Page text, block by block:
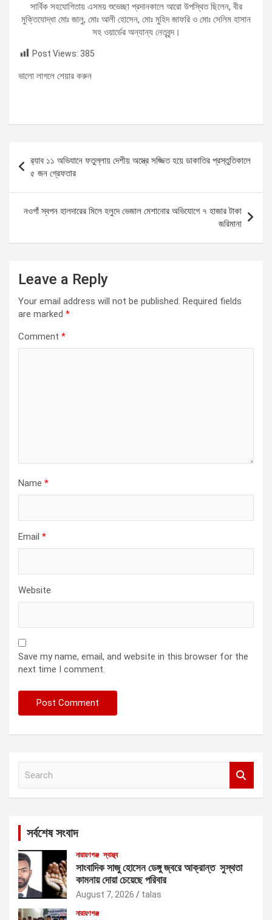
সার্বিক সহযোগিতায় এসময় শুভেচ্ছা প্রদানকালে আরো উপস্থিত ছিলেন, বীর
মুক্তিযোদ্ধা মোঃ জালু, মোঃ আলী হোসেন, মোঃ মুহিদ জাফরি ও মোঃ সেলিম হাসান
সহ ওয়ার্ডের অন্যান্য নেতৃবৃন্দ।
Post Views: 385
ভালো লাগলে শেয়ার করুন
navigation
র‌্যাব ১১ অভিযানে ফতুল্লায় দেশীয় অস্ত্রে সজ্জিত হয়ে ডাকাতির প্রস্তুতিকালে
৫ জন গ্রেফতার
নওগাঁ স্বপন হালদারের মিলে হলুদে ভেজাল মেশানোর অভিযোগে ৭ হাজার টাকা
জরিমানা
Leave a Reply
Your email address will not be published. Required fields
are marked *
Comment *
Name *
Email *
Website
Save my name, email, and website in this browser for the
next time I comment.
সর্বশেষ সংবাদ
নারায়ণগঞ্জ স্বাস্থ্য
সাংবাদিক সাজু হোসেন ডেঙ্গু জ্বরে আক্রান্ত সুস্থতা
কামনায় দোয়া চেয়েছে পরিবার
August 7, 2026 talas
নারায়ণগঞ্জ